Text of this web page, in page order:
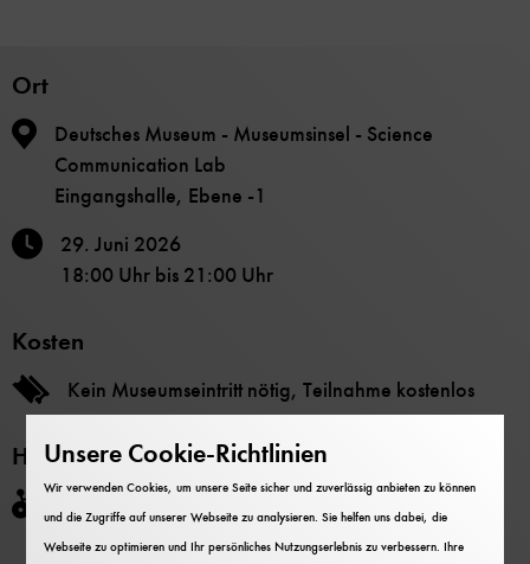
Ort
Deutsches Museum - Museumsinsel - Science
Communication Lab
Eingangshalle, Ebene -1
29. Juni 2026
18:00 Uhr bis 21:00 Uhr
Kosten
Kein Museumseintritt nötig, Teilnahme kostenlos
Hinweise
Unsere Cookie-Richtlinien
Wir verwenden Cookies, um unsere Seite sicher und zuverlässig anbieten zu können
und die Zugriffe auf unserer Webseite zu analysieren. Sie helfen uns dabei, die
Webseite zu optimieren und Ihr persönliches Nutzungserlebnis zu verbessern. Ihre